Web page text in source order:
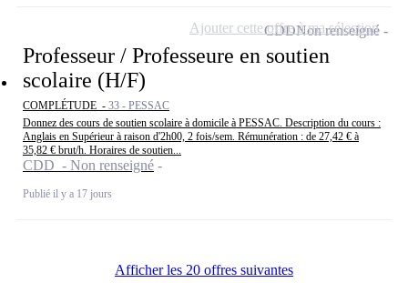
Professeur / Professeure en soutien
scolaire (H/F)
COMPLÉTUDE - 33 - PESSAC
Donnez des cours de soutien scolaire à domicile à PESSAC. Description du cours :
Anglais en Supérieur à raison d'2h00, 2 fois/sem. Rémunération : de 27,42 € à
35,82 € brut/h. Horaires de soutien...
CDD - Non renseigné
Publié il y a 17 jours
CDDNon renseigné
Ajouter cette offre à ma sélection
Afficher les 20 offres suivantes